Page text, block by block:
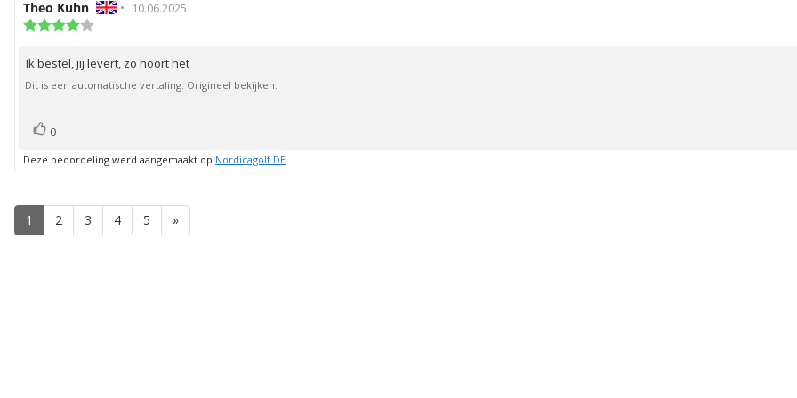
Auteur
van
beoordeling:
Theo Kuhn • Beoordelingsdatum:
10.06.2025
5
sterren
Beoordelingstekst:
Ik bestel, jij levert, zo hoort het
Dit is een automatische vertaling. Origineel bekijken.
Stem
omhoog
0
Deze beoordeling werd aangemaakt op Nordicagolf DE
1 2 3 4 5 »